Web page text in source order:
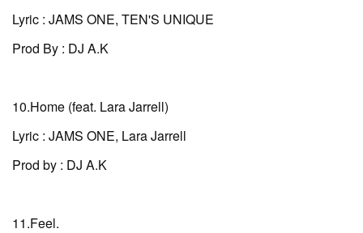
Lyric : JAMS ONE, TEN'S UNIQUE
Prod By : DJ A.K
10.Home (feat. Lara Jarrell)
Lyric : JAMS ONE, Lara Jarrell
Prod by : DJ A.K
11.Feel.